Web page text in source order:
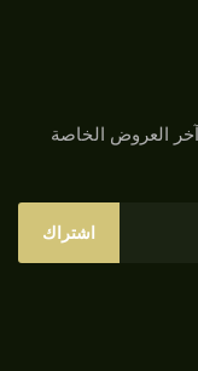
العروض الخاصة
اشتراك